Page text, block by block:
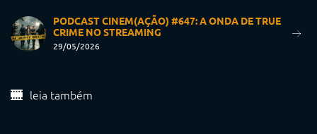
PODCAST CINEM(AÇÃO) #647: A ONDA DE TRUE
CRIME NO STREAMING
29/05/2026
leia também